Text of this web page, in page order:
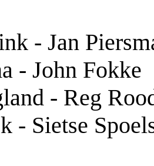
- Jan
- John Fokke
- Reg
- Sietse